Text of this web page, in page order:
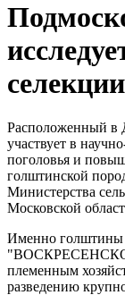
селекции
Расположенный в
участвует в
поголовья и
голштинской
Министерства
Московской
Именно голштины
племенным
разведению